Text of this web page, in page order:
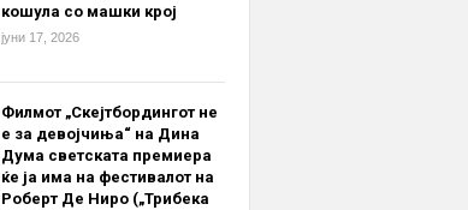
кошула со машки крој
јуни 17, 2026
Филмот „Скејтбордингот не
е за девојчиња“ на Дина
Дума светската премиера
ќе ја има на фестивалот на
Роберт Де Ниро („Трибека